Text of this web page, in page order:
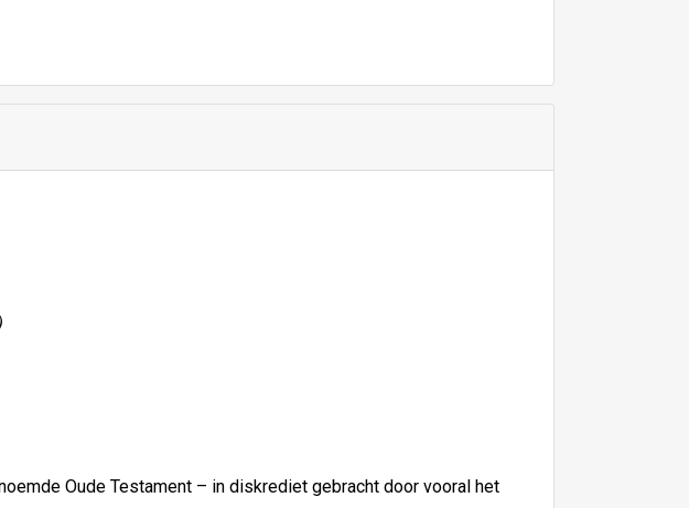
Oude Testament – in diskrediet gebracht door vooral het